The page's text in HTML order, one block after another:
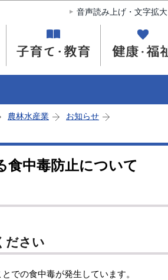
のページの本文へ移動
音声読み上げ・文字拡大
農林水産業
お知らせ
食中毒防止について
ださい
での食中毒が発生しています。